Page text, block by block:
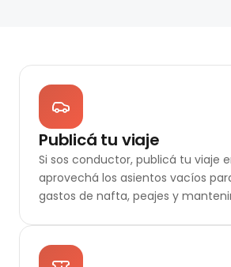
Publicá tu viaje
Si sos conductor, publicá tu viaje
aprovechá los asientos vacíos
gastos de nafta, peajes y